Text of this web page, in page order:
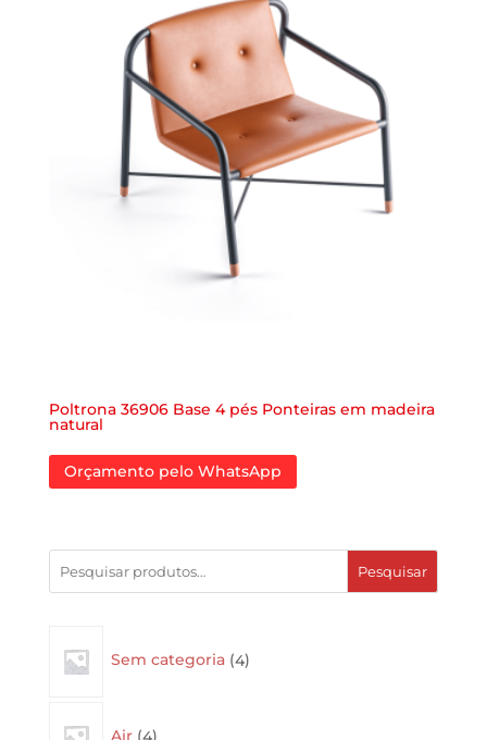
Poltrona 36906 Base 4 pés Ponteiras em madeira
natural
Orçamento pelo WhatsApp
Pesquisar
Sem categoria 4products
Air 4